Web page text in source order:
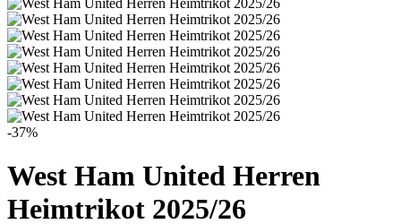
-37%
West Ham United Herren
Heimtrikot 2025/26